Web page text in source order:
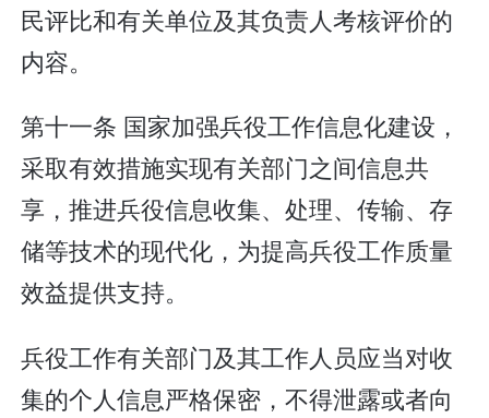
民评比和有关单位及其负责人考核评价的
内容。
第十一条 国家加强兵役工作信息化建设，
采取有效措施实现有关部门之间信息共
享，推进兵役信息收集、处理、传输、存
储等技术的现代化，为提高兵役工作质量
效益提供支持。
兵役工作有关部门及其工作人员应当对收
集的个人信息严格保密，不得泄露或者向